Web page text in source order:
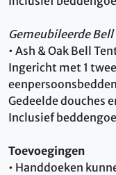
Gemeubileerde
• Ash & Oak Bell
Ingericht met 1
eenpersoonsbedden
Gedeelde douches
Inclusief
Toevoegingen
• Handdoeken